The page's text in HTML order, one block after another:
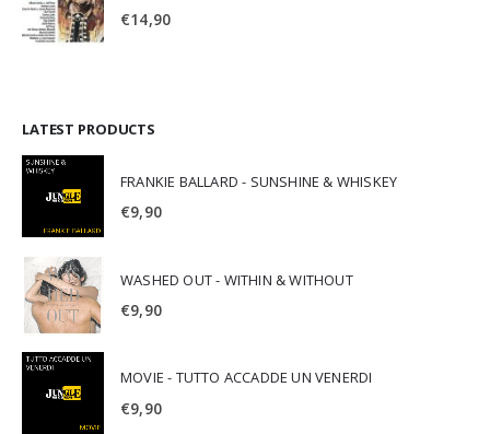
€14,90
LATEST PRODUCTS
FRANKIE BALLARD - SUNSHINE & WHISKEY
€9,90
WASHED OUT - WITHIN & WITHOUT
€9,90
MOVIE - TUTTO ACCADDE UN VENERDI
€9,90